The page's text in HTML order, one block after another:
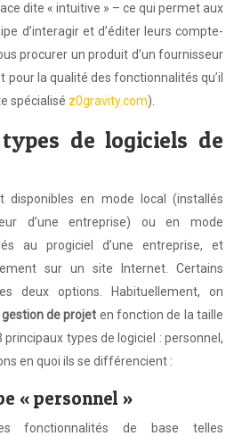
dite « intuitive » – ce qui permet aux
d’interagir et d’éditer leurs compte-
procurer un produit d’un fournisseur
la qualité des fonctionnalités qu’il
spécialisé z0gravity.com).
de logiciels de
disponibles en mode local (installés
d’une entreprise) ou en mode
au progiciel d’une entreprise, et
sur un site Internet. Certains
deux options. Habituellement, on
gestion de projet en fonction de la taille
types de logiciel : personnel,
en quoi ils se différencient :
« personnel »
fonctionnalités de base telles